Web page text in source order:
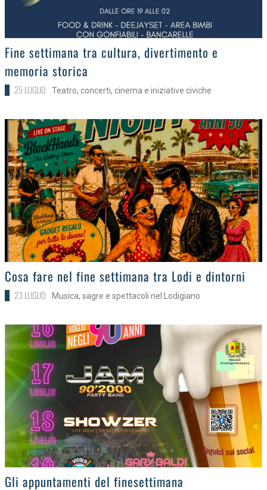
>
Fine settimana tra cultura, divertimento e
memoria storica
25 LUGLIO Teatro, concerti, cinema e iniziative civiche
>
Cosa fare nel fine settimana tra Lodi e dintorni
23 LUGLIO Musica, sagre e spettacoli nel Lodigiano
>
Gli appuntamenti del finesettimana